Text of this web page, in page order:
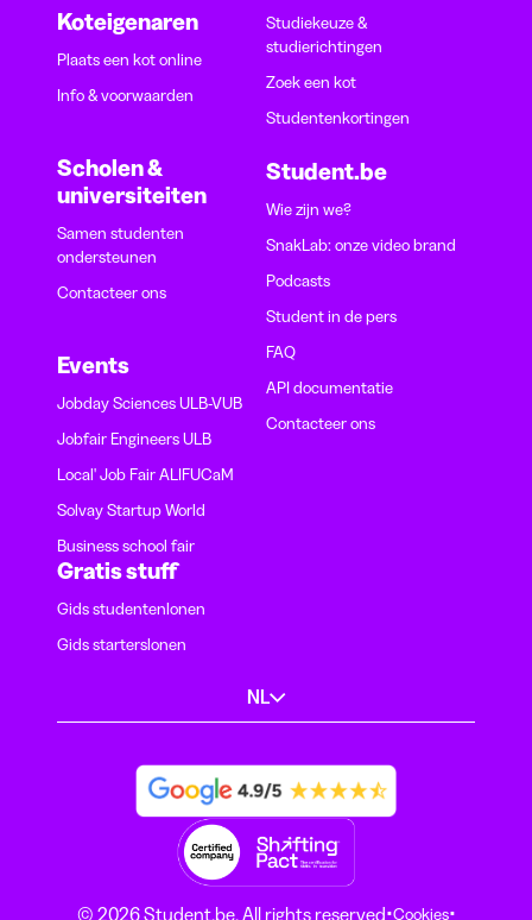
Koteigenaren
Plaats een kot online
Info & voorwaarden
Scholen &
universiteiten
Samen studenten
ondersteunen
Contacteer ons
Events
Jobday Sciences ULB-VUB
Jobfair Engineers ULB
Local' Job Fair ALIFUCaM
Solvay Startup World
Business school fair
Studiekeuze &
studierichtingen
Zoek een kot
Studentenkortingen
Student.be
Wie zijn we?
SnakLab: onze video brand
Podcasts
Student in de pers
FAQ
API documentatie
Contacteer ons
Gratis stuff
Gids studentenlonen
Gids starterslonen
NL
© 2026 Student.be. All rights reserved Cookies